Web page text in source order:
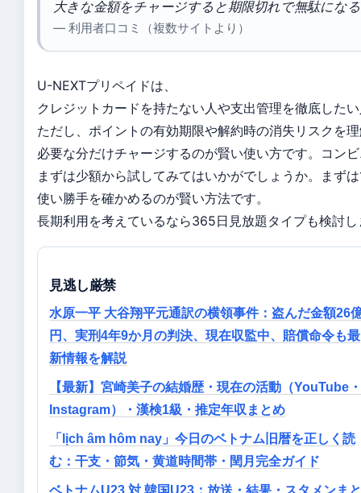
大きな金額をチャージすると期限切れで無駄にな
— 利用者口コミ（複数サイトより）
U-NEXTプリペイドは、
クレジットカードを持たない人や支出管理を徹底した
ただし、ポイントの有効期限や解約時の消失リスクを
必要な分だけチャージするのが賢い使い方です。コン
まずは少額から試してみてはいかがでしょうか。まず
使い勝手を確かめるのが賢い方法です。
長期利用を考えているなら365日見放題タイプも検討
見逃し厳禁
水原一平 大谷翔平元通訳の横領事件：盗んだ金額26
円、実刑4年9か月の判決、現在収監中、賠償命令も最
新情報を解説
【最新】宮崎美子の結婚歴・現在の活動（YouTube・
Instagram）・漢検1級・推定年収まとめ
「lịch âm hôm nay」今日のベトナム旧暦を正しく読
む：干支・節気・黄道時間帯・閏月完全ガイド